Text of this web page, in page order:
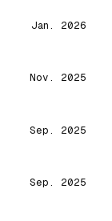
Jan. 2026
Nov. 2025
Sep. 2025
Sep. 2025